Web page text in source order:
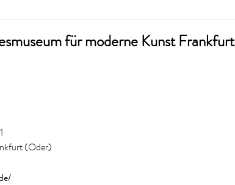
für moderne Kunst Frankfurt
(Oder)